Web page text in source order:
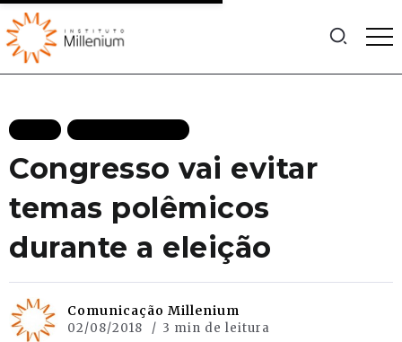
Congresso vai evitar
temas polêmicos
durante a eleição
Comunicação Millenium
02/08/2018 3 min de leitura